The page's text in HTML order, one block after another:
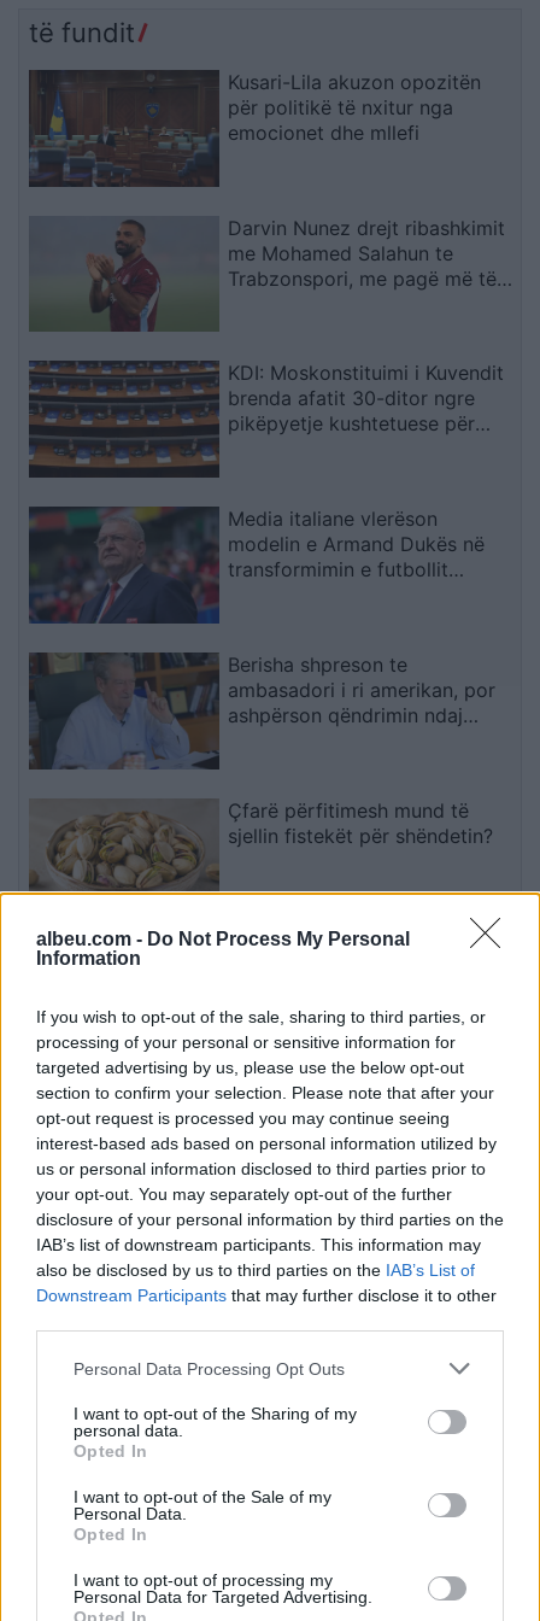
albeu.com - Do Not Process My Personal
Information
If you wish to opt-out of the sale, sharing to third parties, or
processing of your personal or sensitive information for
targeted advertising by us, please use the below opt-out
section to confirm your selection. Please note that after your
opt-out request is processed you may continue seeing
interest-based ads based on personal information utilized by
us or personal information disclosed to third parties prior to
your opt-out. You may separately opt-out of the further
disclosure of your personal information by third parties on the
IAB’s list of downstream participants. This information may
also be disclosed by us to third parties on the IAB’s List of
Downstream Participants that may further disclose it to other
Personal Data Processing Opt Outs
I want to opt-out of the Sharing of my
personal data.
Opted In
I want to opt-out of the Sale of my
Personal Data.
Opted In
I want to opt-out of processing my
Personal Data for Targeted Advertising.
të fundit
Kusari-Lila akuzon opozitën
për politikë të nxitur nga
emocionet dhe mllefi
Darvin Nunez drejt ribashkimit
me Mohamed Salahun te
Trabzonspori, me pagë më të
KDI: Moskonstituimi i Kuvendit
brenda afatit 30-ditor ngre
pikëpyetje kushtetuese për
Media italiane vlerëson
modelin e Armand Dukës në
transformimin e futbollit
Berisha shpreson te
ambasadori i ri amerikan, por
ashpërson qëndrimin ndaj
Çfarë përfitimesh mund të
sjellin fistekët për shëndetin?
Analiza e re evidenton lidhje
dhe rrezikut për kancer
pankreatik
Esim for Global
Esim for USA Esim for Italy
for Turkey|Esim for Germany|Esim for Greece|